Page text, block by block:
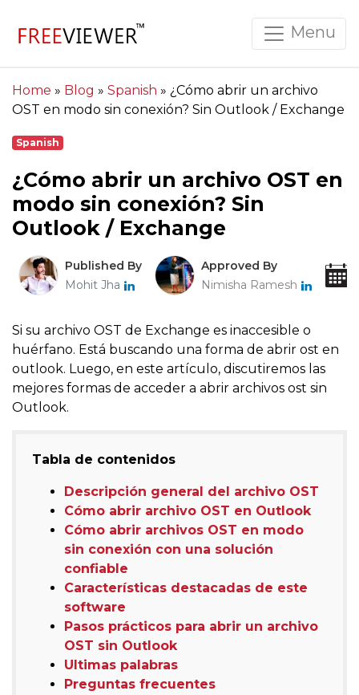
Menu
Home » Blog » Spanish » ¿Cómo abrir un archivo
OST en modo sin conexión? Sin Outlook / Exchange
Spanish
¿Cómo abrir un archivo OST en
modo sin conexión? Sin
Outlook / Exchange
Published By
Mohit Jha
Approved By
Nimisha Ramesh
Si su archivo OST de Exchange es inaccesible o
huérfano. Está buscando una forma de abrir ost en
outlook. Luego, en este artículo, discutiremos las
mejores formas de acceder a abrir archivos ost sin
Outlook.
Tabla de contenidos
Descripción general del archivo OST
Cómo abrir archivo OST en Outlook
Cómo abrir archivos OST en modo
sin conexión con una solución
confiable
Características destacadas de este
software
Pasos prácticos para abrir un archivo
OST sin Outlook
Ultimas palabras
Preguntas frecuentes